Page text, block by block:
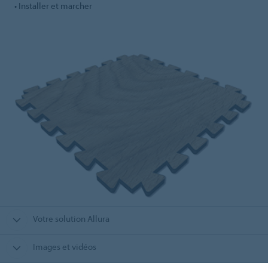
• Installer et marcher
Votre solution Allura
Images et vidéos